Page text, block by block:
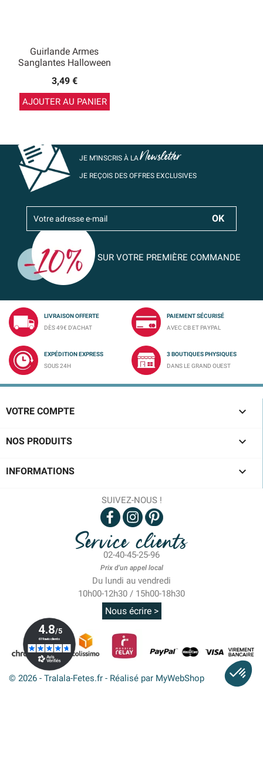
Guirlande Armes
Sanglantes Halloween
3,49 €
AJOUTER AU PANIER
JE M’INSCRIS À LANewsletter
JE REÇOIS DES OFFRES EXCLUSIVES
SUR VOTRE PREMIÈRE COMMANDE
LIVRAISON OFFERTE
DÈS 49€ D'ACHAT
PAIEMENT SÉCURISÉ
AVEC CB ET PAYPAL
EXPÉDITION EXPRESS
SOUS 24H
3 BOUTIQUES PHYSIQUES
DANS LE GRAND OUEST
VOTRE COMPTE 
NOS PRODUITS 
INFORMATIONS 
SUIVEZ-NOUS !
Service clients
02-40-45-25-96
Prix d'un appel local
Du lundi au vendredi
10h00-12h30 / 15h00-18h30
Nous écrire >
© 2026 - Tralala-Fetes.fr - Réalisé par MyWebShop